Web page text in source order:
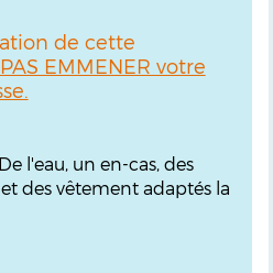
de cette
EMMENER votre
l'eau, un en-cas, des
des vêtement adaptés la